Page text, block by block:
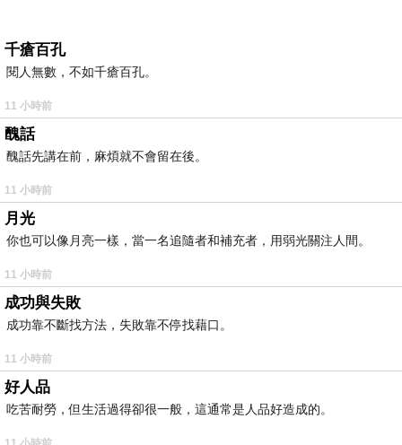
千瘡百孔
閱人無數，不如千瘡百孔。
11 小時前
醜話
醜話先講在前，麻煩就不會留在後。
11 小時前
月光
你也可以像月亮一樣，當一名追隨者和補充者，用弱光關注人間。
11 小時前
成功與失敗
成功靠不斷找方法，失敗靠不停找藉口。
11 小時前
好人品
吃苦耐勞，但生活過得卻很一般，這通常是人品好造成的。